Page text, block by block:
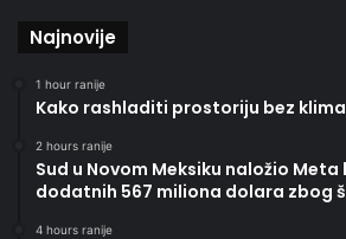
Najnovije
1 hour ranije
Kako rashladiti prostoriju bez
2 hours ranije
Sud u Novom Meksiku naložio
dodatnih 567 miliona dolara zbog
4 hours ranije